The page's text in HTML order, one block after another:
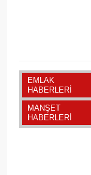
EMLAK
HABERLERI
MANŞET
HABERLERI